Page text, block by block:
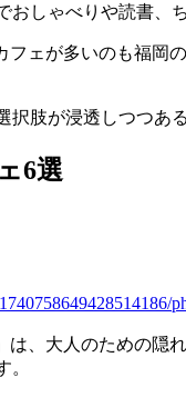
しゃべりや読書、
フェが多いのも福
択肢が浸透しつつ
6選
は、大人のための
。